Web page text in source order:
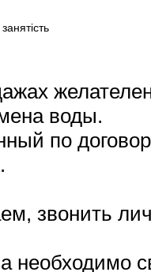
воды.
по
звонить
необходимо